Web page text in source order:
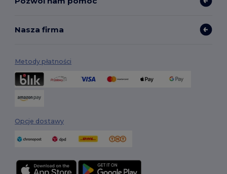
Nasza firma
Metody płatności
Opcje dostawy